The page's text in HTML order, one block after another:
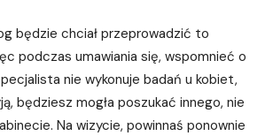
będzie chciał przeprowadzić to
podczas umawiania się, wspomnieć o
nie wykonuje badań u kobiet,
będziesz mogła poszukać innego, nie
Na wizycie, powinnaś ponownie